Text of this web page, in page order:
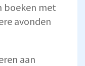
boeken met
avonden
aan